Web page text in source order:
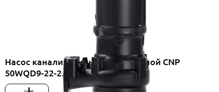
Насос канализационный погружной CNP
50WQD9-22-2.2ES(I)